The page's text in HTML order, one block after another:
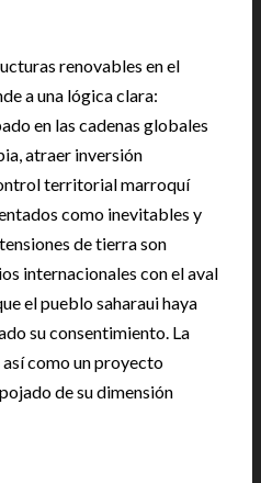
renovables en el
a una lógica clara:
en las cadenas globales
atraer inversión
territorial marroquí
como inevitables y
de tierra son
internacionales con el aval
el pueblo saharaui haya
su consentimiento. La
como un proyecto
de su dimensión